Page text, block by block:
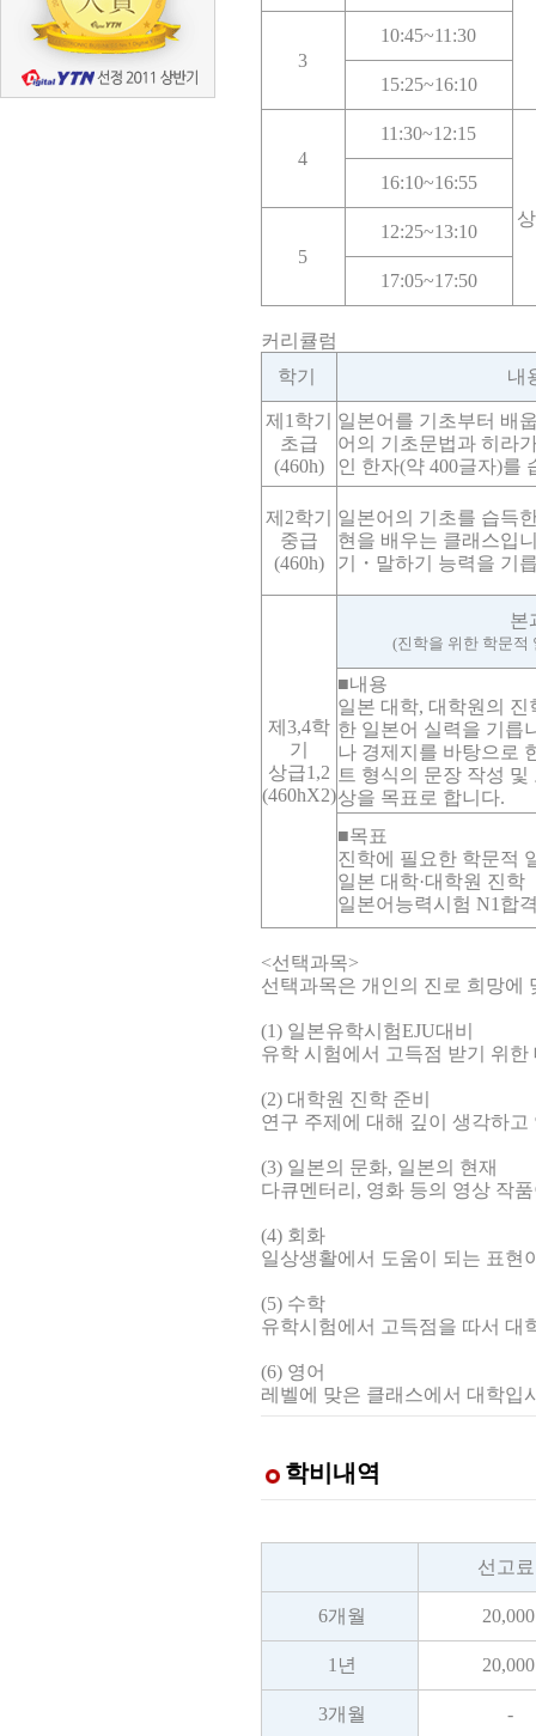
3
10:45~11:30
15:25~16:10
4
11:30~12:15
16:10~16:55
5
12:25~13:10
17:05~17:50
커리큘럼
학기
내
제1학기
초급
(460h)
일본어를 기초부터 배
어의 기초문법과 히라
인 한자(약 400글자)를
제2학기
중급
(460h)
일본어의 기초를 습득
현을 배우는 클래스입
기・말하기 능력을 기
제3,4학
기
상급1,2
(460hX2)
본
(진학을 위한 학문적
■내용
일본 대학, 대학원의
한 일본어 실력을 기릅
나 경제지를 바탕으로
트 형식의 문장 작성
상을 목표로 합니다.
■목표
진학에 필요한 학문적
일본 대학·대학원 진학
일본어능력시험 N1합
<선택과목>
선택과목은 개인의 진로 희망에
(1) 일본유학시험EJU대비
유학 시험에서 고득점 받기 위
(2) 대학원 진학 준비
연구 주제에 대해 깊이 생각하
(3) 일본의 문화, 일본의 현재
다큐멘터리, 영화 등의 영상 작
(4) 회화
일상생활에서 도움이 되는 표현
(5) 수학
유학시험에서 고득점을 따서 대
(6) 영어
레벨에 맞은 클래스에서 대학입
학비내역
선고
6개월 20,000
1년 20,000
3개월 -